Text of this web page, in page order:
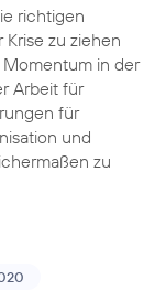
richtigen
zu ziehen
in der
Arbeit für
für
und
zu